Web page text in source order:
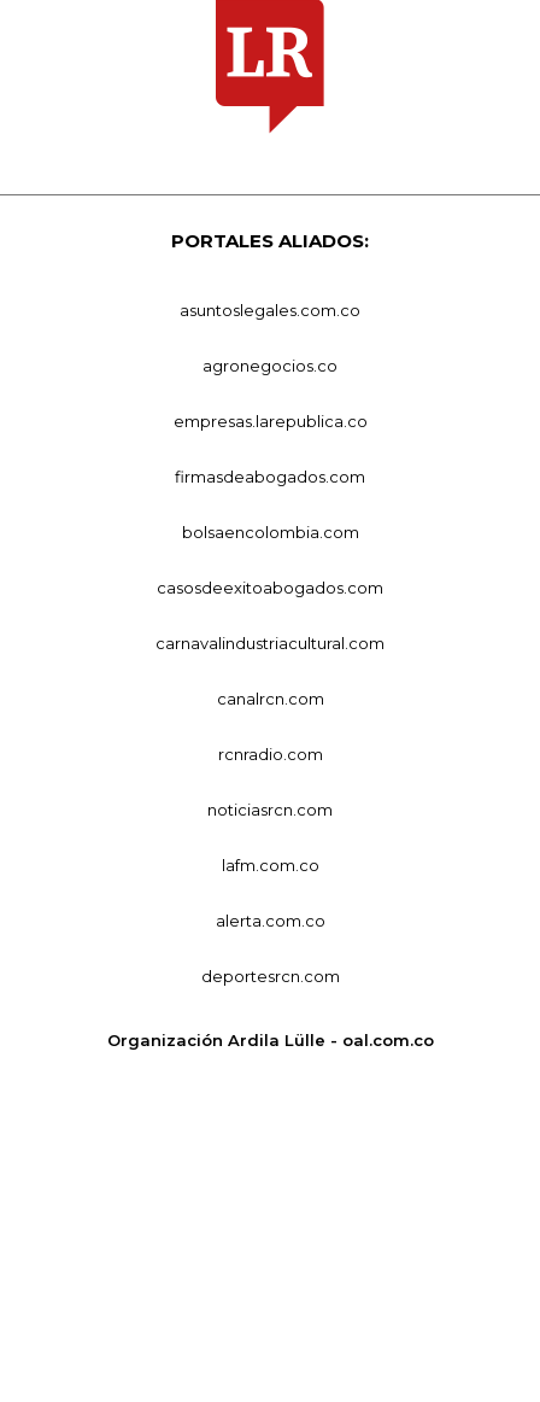
PORTALES ALIADOS:
asuntoslegales.com.co
agronegocios.co
empresas.larepublica.co
firmasdeabogados.com
bolsaencolombia.com
casosdeexitoabogados.com
carnavalindustriacultural.com
canalrcn.com
rcnradio.com
noticiasrcn.com
lafm.com.co
alerta.com.co
deportesrcn.com
Organización Ardila Lülle - oal.com.co